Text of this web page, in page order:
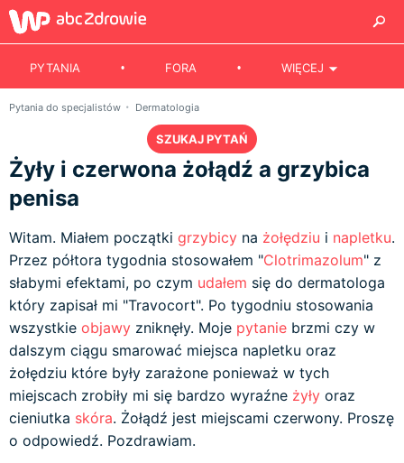
PYTANIA FORA WIĘCEJ
Pytania do specjalistów Dermatologia
SZUKAJ PYTAŃ
Żyły i czerwona żołądź a grzybica
penisa
Witam. Miałem początki grzybicy na żołędziu i napletku.
Przez półtora tygodnia stosowałem "Clotrimazolum" z
słabymi efektami, po czym udałem się do dermatologa
który zapisał mi "Travocort". Po tygodniu stosowania
wszystkie objawy zniknęły. Moje pytanie brzmi czy w
dalszym ciągu smarować miejsca napletku oraz
żołędziu które były zarażone ponieważ w tych
miejscach zrobiły mi się bardzo wyraźne żyły oraz
cieniutka skóra. Żołądź jest miejscami czerwony. Proszę
o odpowiedź. Pozdrawiam.